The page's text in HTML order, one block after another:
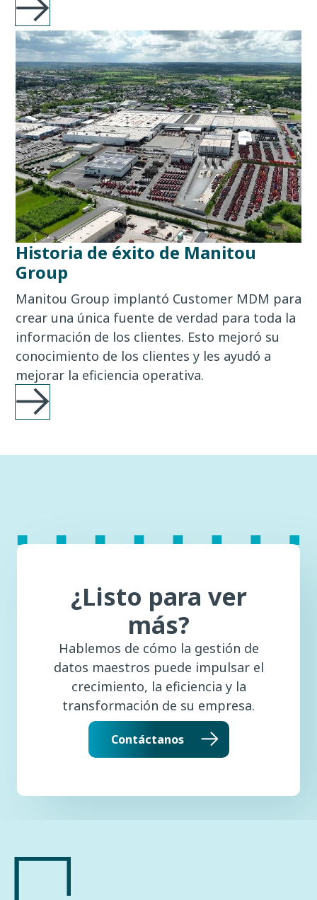
Historia de éxito de Manitou
Group
Manitou Group implantó Customer MDM para
crear una única fuente de verdad para toda la
información de los clientes. Esto mejoró su
conocimiento de los clientes y les ayudó a
mejorar la eficiencia operativa.
¿Listo para ver
más?
Hablemos de cómo la gestión de
datos maestros puede impulsar el
crecimiento, la eficiencia y la
transformación de su empresa.
Contáctanos